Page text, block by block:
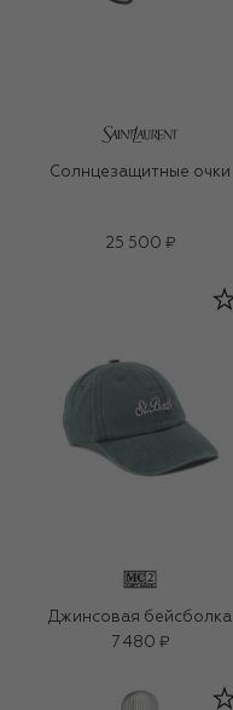
Солнцезащитные очки
25 500 ₽
Джинсовая бейсболка
7 480 ₽